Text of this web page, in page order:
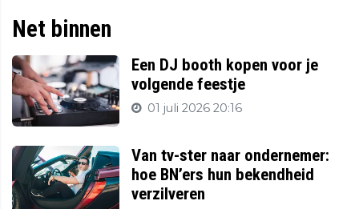
Net binnen
Een DJ booth kopen voor je
volgende feestje
01 juli 2026 20:16
Van tv-ster naar ondernemer:
hoe BN’ers hun bekendheid
verzilveren